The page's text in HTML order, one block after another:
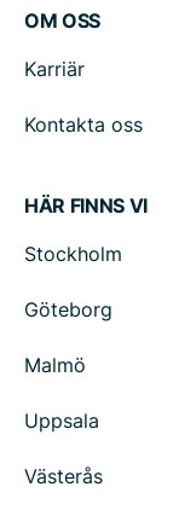
OM OSS
Karriär
Kontakta oss
HÄR FINNS VI
Stockholm
Göteborg
Malmö
Uppsala
Västerås